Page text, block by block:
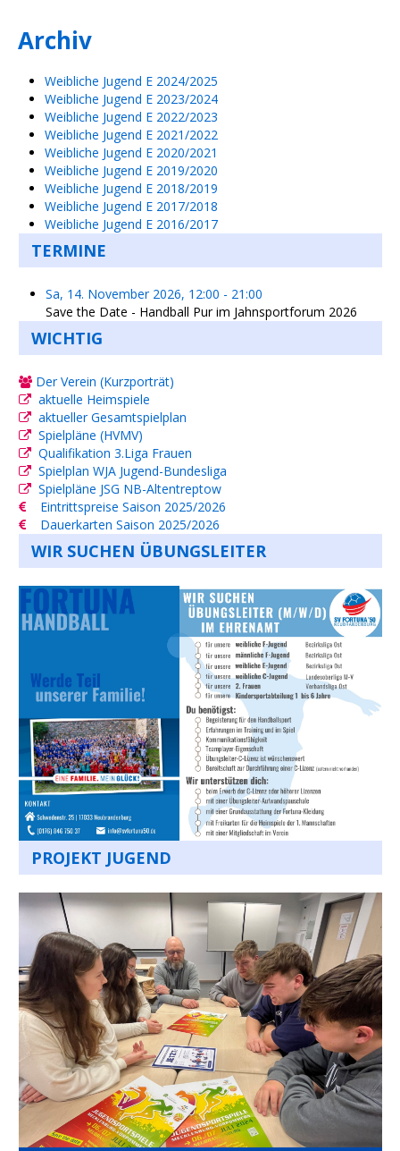
Archiv
Weibliche Jugend E 2024/2025
Weibliche Jugend E 2023/2024
Weibliche Jugend E 2022/2023
Weibliche Jugend E 2021/2022
Weibliche Jugend E 2020/2021
Weibliche Jugend E 2019/2020
Weibliche Jugend E 2018/2019
Weibliche Jugend E 2017/2018
Weibliche Jugend E 2016/2017
TERMINE
Sa, 14. November 2026, 12:00 - 21:00
Save the Date - Handball Pur im Jahnsportforum 2026
WICHTIG
Der Verein (Kurzporträt)
aktuelle Heimspiele
aktueller Gesamtspielplan
Spielpläne (HVMV)
Qualifikation 3.Liga Frauen
Spielplan WJA Jugend-Bundesliga
Spielpläne JSG NB-Altentreptow
Eintrittspreise Saison 2025/2026
Dauerkarten Saison 2025/2026
WIR SUCHEN ÜBUNGSLEITER
PROJEKT JUGEND